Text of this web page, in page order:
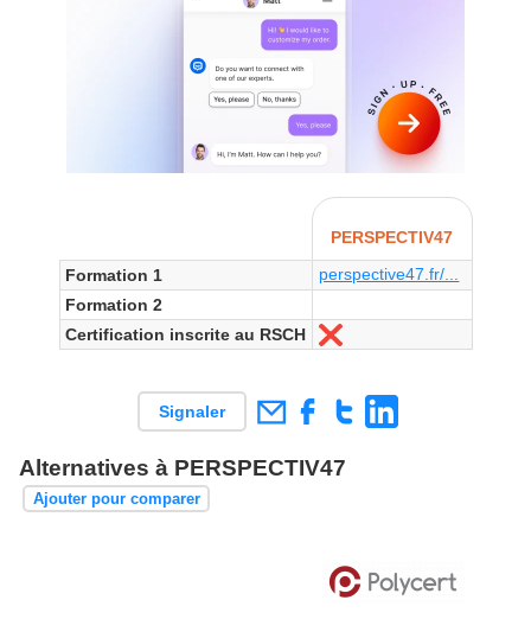
PERSPECTIV47
Formation 1
perspective47.fr/...
Formation 2
Certification inscrite au RSCH
Non
Signaler
Alternatives à PERSPECTIV47
Ajouter pour comparer